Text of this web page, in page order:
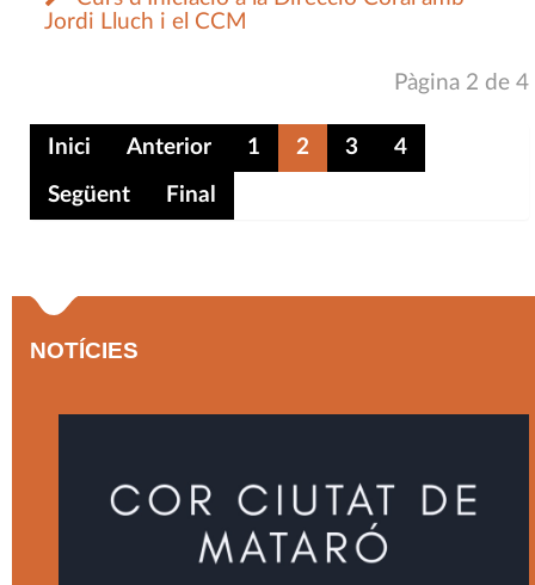
Jordi Lluch i el CCM
Pàgina 2 de 4
Inici Anterior 1 2 3 4
Següent Final
NOTÍCIES